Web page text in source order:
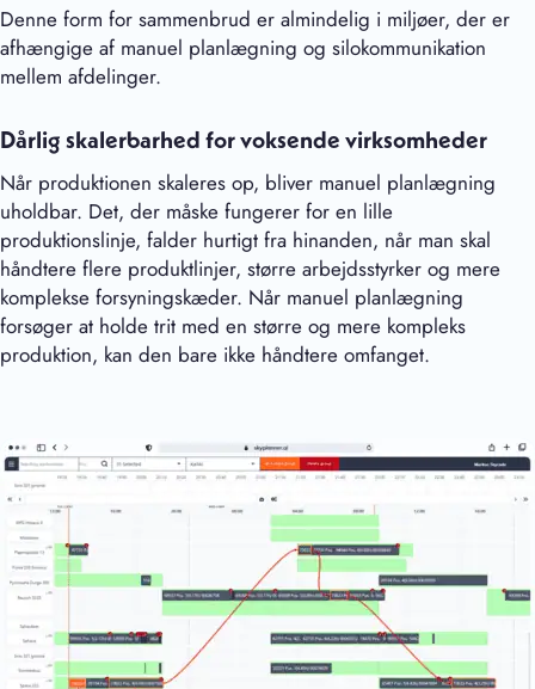
Denne form for sammenbrud er almindelig i miljøer, der er
afhængige af manuel planlægning og silokommunikation
mellem afdelinger.
Dårlig skalerbarhed for voksende virksomheder
Når produktionen skaleres op, bliver manuel planlægning
uholdbar. Det, der måske fungerer for en lille
produktionslinje, falder hurtigt fra hinanden, når man skal
håndtere flere produktlinjer, større arbejdsstyrker og mere
komplekse forsyningskæder. Når manuel planlægning
forsøger at holde trit med en større og mere kompleks
produktion, kan den bare ikke håndtere omfanget.